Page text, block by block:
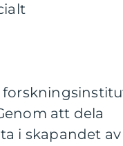
att dela
i skapandet av